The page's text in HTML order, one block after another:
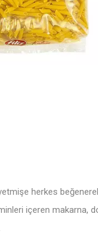
herkes
içeren makarna,